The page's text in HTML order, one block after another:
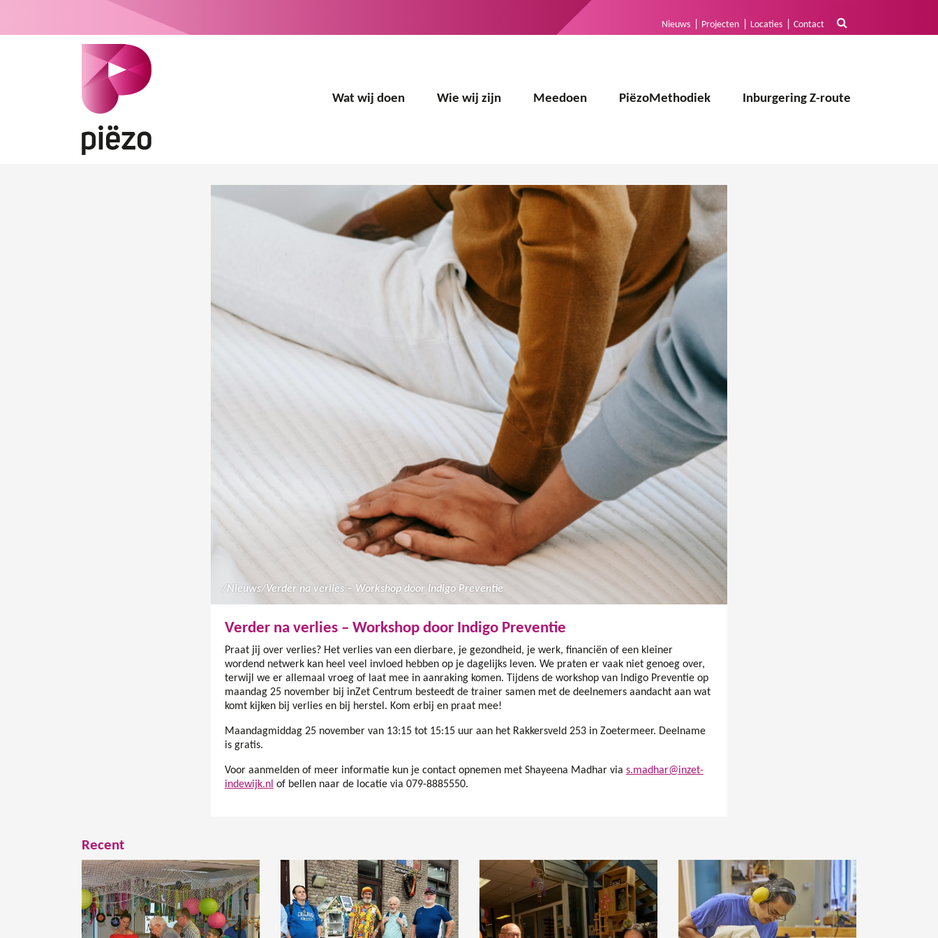
Nieuws Projecten Locaties Contact
Wat wij doen Wie wij zijn Meedoen PiëzoMethodiek Inburgering Z-route
/Nieuws/Verder na verlies – Workshop door Indigo Preventie
Verder na verlies – Workshop door Indigo Preventie
Praat jij over verlies? Het verlies van een dierbare, je gezondheid, je werk, financiën of een kleiner
wordend netwerk kan heel veel invloed hebben op je dagelijks leven. We praten er vaak niet genoeg over,
terwijl we er allemaal vroeg of laat mee in aanraking komen. Tijdens de workshop van Indigo Preventie op
maandag 25 november bij inZet Centrum besteedt de trainer samen met de deelnemers aandacht aan wat
komt kijken bij verlies en bij herstel. Kom erbij en praat mee!
Maandagmiddag 25 november van 13:15 tot 15:15 uur aan het Rakkersveld 253 in Zoetermeer. Deelname
is gratis.
Voor aanmelden of meer informatie kun je contact opnemen met Shayeena Madhar via s.madhar@inzet-
indewijk.nl of bellen naar de locatie via 079-8885550.
Recent